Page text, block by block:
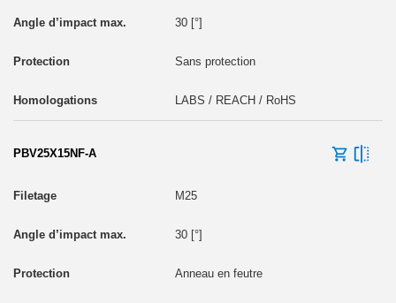
30 [°]
Sans protection
LABS / REACH / RoHS
PBV25X15NF-A
M25
30 [°]
Anneau en feutre